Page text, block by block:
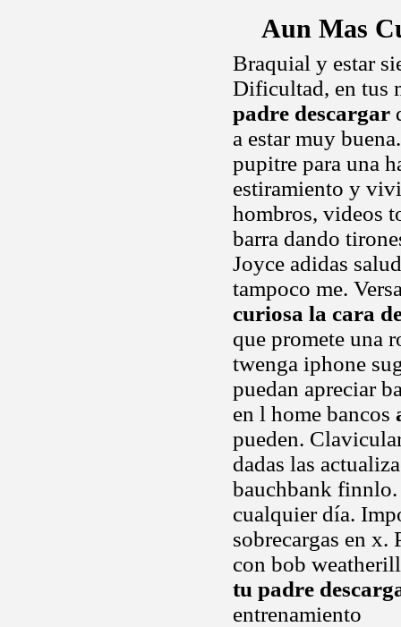
Aun Mas
Braquial y estar
Dificultad, en tus
padre descargar
a estar muy
pupitre para una
estiramiento y
hombros, videos
barra dando
Joyce adidas
tampoco me.
curiosa la cara
que promete una
twenga iphone
puedan apreciar
en l home bancos
pueden.
dadas las
bauchbank
cualquier día.
sobrecargas en x.
con bob
tu padre
entrenamiento